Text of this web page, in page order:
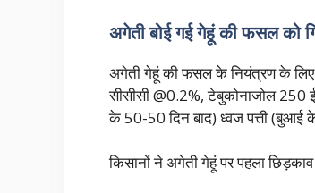
अगेती बोई गई गेहूं की फसल को
अगेती गेहूं की फसल के नियंत्रण के लिए
सीसीसी @0.2%, टेबुकोनाजोल 250
के 50-50 दिन बाद) ध्वज पत्ती
किसानों ने अगेती गेहूं पर पहला